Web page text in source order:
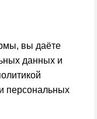
вы даёте
данных и
персональных